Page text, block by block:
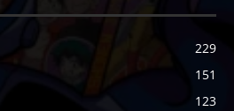
229
151
123